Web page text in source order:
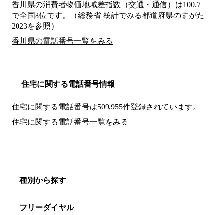
香川県の消費者物価地域差指数（交通・通信）は100.7
で全国8位です。（総務省 統計でみる都道府県のすがた
2023を参照）
香川県の電話番号一覧をみる
住宅に関する電話番号情報
住宅に関する電話番号は509,955件登録されています。
住宅に関する電話番号一覧をみる
種別から探す
フリーダイヤル